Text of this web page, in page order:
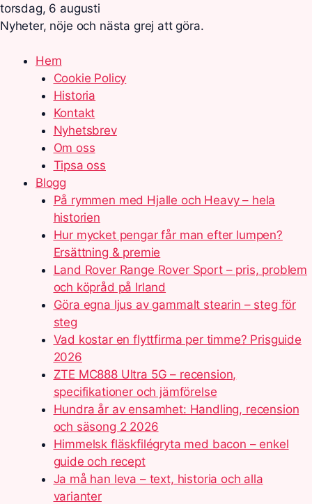
torsdag, 6 augusti
Nyheter, nöje och nästa grej att göra.
Hem
Cookie Policy
Historia
Kontakt
Nyhetsbrev
Om oss
Tipsa oss
Blogg
På rymmen med Hjalle och Heavy – hela
historien
Hur mycket pengar får man efter lumpen?
Ersättning & premie
Land Rover Range Rover Sport – pris, problem
och köpråd på Irland
Göra egna ljus av gammalt stearin – steg för
steg
Vad kostar en flyttfirma per timme? Prisguide
2026
ZTE MC888 Ultra 5G – recension,
specifikationer och jämförelse
Hundra år av ensamhet: Handling, recension
och säsong 2 2026
Himmelsk fläskfilégryta med bacon – enkel
guide och recept
Ja må han leva – text, historia och alla
varianter